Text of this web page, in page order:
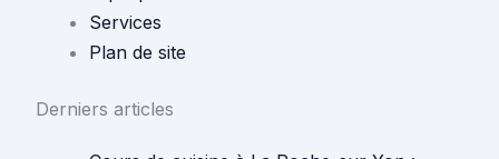
Services
Plan de site
Derniers articles